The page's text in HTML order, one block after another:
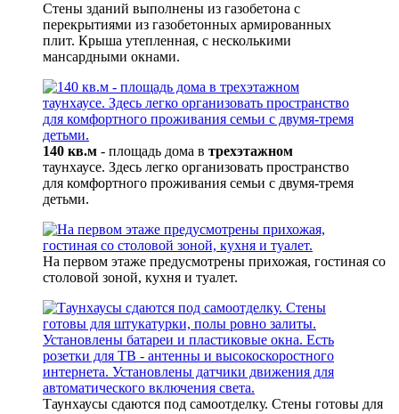
Стены зданий выполнены из газобетона с
перекрытиями из газобетонных армированных
плит. Крыша утепленная, с несколькими
мансардными окнами.
140 кв.м - площадь дома в трехэтажном
таунхаусе. Здесь легко организовать пространство
для комфортного проживания семьи с двумя-тремя
детьми.
На первом этаже предусмотрены прихожая, гостиная со
столовой зоной, кухня и туалет.
Таунхаусы сдаются под самоотделку. Стены готовы для